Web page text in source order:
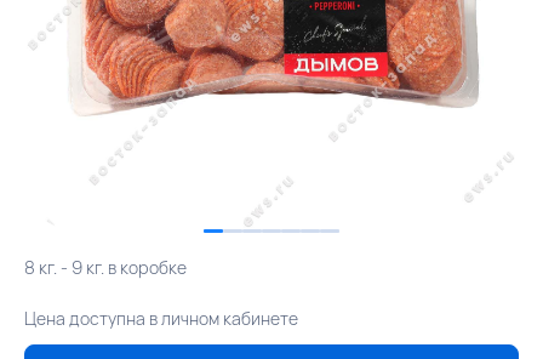
8 кг. - 9 кг. в коробке
Цена доступна в личном кабинете